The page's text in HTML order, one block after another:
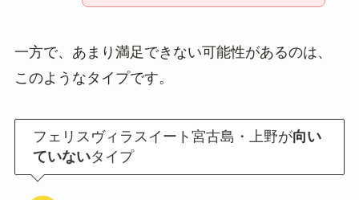
一方で、あまり満足できない可能性があるのは、
このようなタイプです。
フェリスヴィラスイート宮古島・上野が向い
ていないタイプ